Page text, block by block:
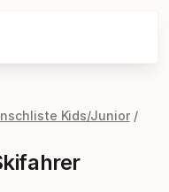
Kids/Junior